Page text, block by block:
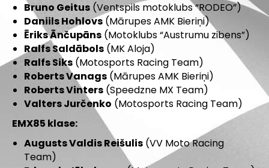
Bruno Geitus (Ventspils motoklubs “RODEO”)
Daniils Hohlovs (Mārupes AMK Bieriņi)
Ēriks Ānčupāns (Motoklubs “Austrumu zibens”)
Ralfs Saldābols (MK Aloja)
Ralfs Siks (Motosports Racing Team)
Roberts Vanags (Mārupes AMK Bieriņi)
Roberts Vinters (Speedzne MX Team)
Valters Jurčenko (Motosports Racing Team)
EMX85 klase:
Augusts Valdis Reišulis (VV Moto Racing
Team)